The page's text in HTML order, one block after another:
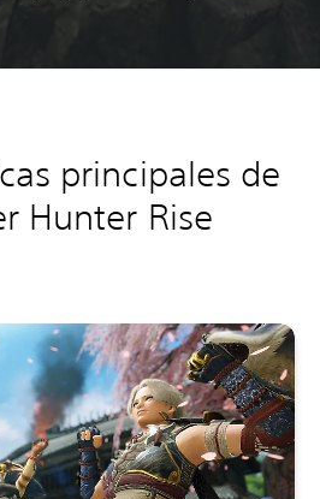
principales de
Hunter Rise